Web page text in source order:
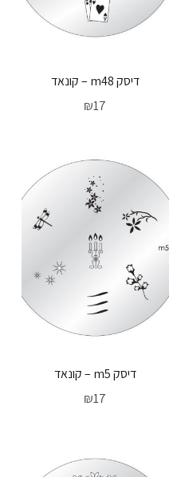
דיסק m48 – קונאד
₪17
דיסק m5 – קונאד
₪17